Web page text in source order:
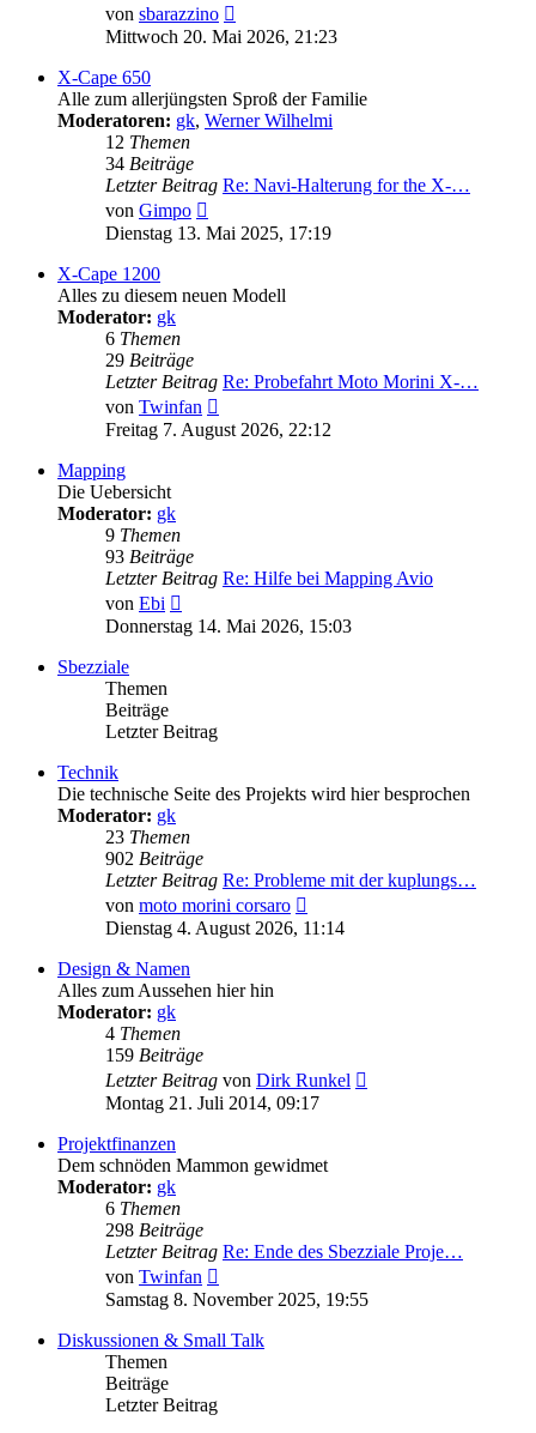
von sbarazzino
Beitrag
Mittwoch 20. Mai 2026, 21:23
X-Cape 650
Alle zum allerjüngsten Sproß der Familie
Moderatoren: gk, Werner Wilhelmi
12 Themen
34 Beiträge
Letzter Beitrag Re: Navi-Halterung for the X-…
von Gimpo
Beitrag
Dienstag 13. Mai 2025, 17:19
X-Cape 1200
Alles zu diesem neuen Modell
Moderator: gk
6 Themen
29 Beiträge
Letzter Beitrag Re: Probefahrt Moto Morini X-…
von Twinfan
Beitrag
Freitag 7. August 2026, 22:12
Mapping
Die Uebersicht
Moderator: gk
9 Themen
93 Beiträge
Letzter Beitrag Re: Hilfe bei Mapping Avio
von Ebi
Beitrag
Donnerstag 14. Mai 2026, 15:03
Sbezziale
Themen
Beiträge
Letzter Beitrag
Technik
Die technische Seite des Projekts wird hier besprochen
Moderator: gk
23 Themen
902 Beiträge
Letzter Beitrag Re: Probleme mit der kuplungs…
von moto morini corsaro
Beitrag
Dienstag 4. August 2026, 11:14
Design & Namen
Alles zum Aussehen hier hin
Moderator: gk
4 Themen
159 Beiträge
Letzter Beitrag von Dirk Runkel
Montag 21. Juli 2014, 09:17
Projektfinanzen
Dem schnöden Mammon gewidmet
Moderator: gk
6 Themen
298 Beiträge
Letzter Beitrag Re: Ende des Sbezziale Proje…
von Twinfan
Beitrag
Samstag 8. November 2025, 19:55
Diskussionen & Small Talk
Themen
Beiträge
Letzter Beitrag